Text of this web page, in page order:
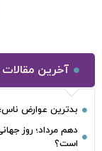
آخرین مقالات
بدترین عوارض ناس؛
دهم مرداد؛ روز جهانی
است؟